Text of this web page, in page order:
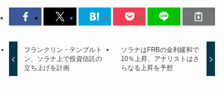
フランクリン・テンプルト
ン、ソラナ上で投資信託の
立ち上げを計画
ソラナはFRBの金利緩和で
10％上昇、アナリストはさ
らなる上昇を予想